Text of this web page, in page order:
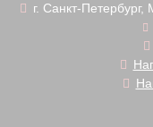
г. Санкт-